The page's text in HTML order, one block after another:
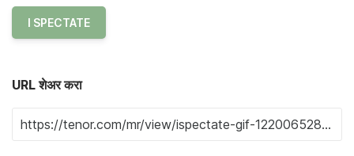
I SPECTATE
URL शेअर करा